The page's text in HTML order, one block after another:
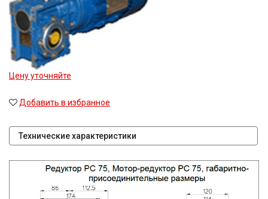
Цену уточняйте
Добавить в избранное
Технические характеристики